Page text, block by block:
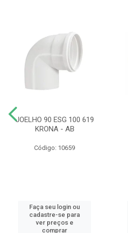
JOELHO 90 ESG 100 619
KRONA - AB
Código: 10659
Faça seu login ou
cadastre-se para
ver preços e
comprar